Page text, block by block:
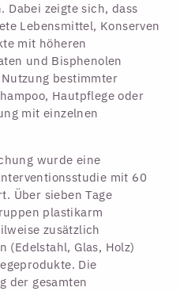
Dabei zeigte sich, dass
Lebensmittel, Konserven
mit höheren
und Bisphenolen
bestimmter
Hautpflege oder
mit einzelnen
wurde eine
mit 60
Über sieben Tage
plastikarm
zusätzlich
(Edelstahl, Glas, Holz)
Die
der gesamten